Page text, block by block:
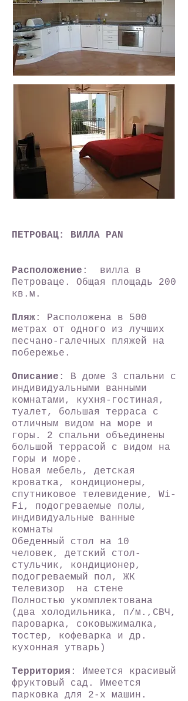
ПЕТРОВАЦ: ВИЛЛА PAN
Расположение : вилла в
Петроваце. Общая площадь 200
кв.м.
Пляж : Расположена в 500
метрах от одного из лучших
песчано-галечных пляжей на
побережье.
Описание : В доме 3 спальни с
индивидуальными ванными
комнатами, кухня-гостиная,
туалет, большая терраса с
отличным видом на море и
горы. 2 спальни объединены
большой террасой с видом на
горы и море.
Новая мебель, детская
кроватка, кондиционеры,
спутниковое телевидение, Wi-
Fi, подогреваемые полы,
индивидуальные ванные
комнаты
Обеденный стол на 10
человек, детский стол-
стульчик, кондиционер,
подогреваемый пол, ЖК
телевизор на стене
Полностью укомплектована
(два холодильника, п/м.,СВЧ,
пароварка, соковыжималка,
тостер, кофеварка и др.
кухонная утварь)
Территория : Имеется красивый
фруктовый сад. Имеется
парковка для 2-х машин.